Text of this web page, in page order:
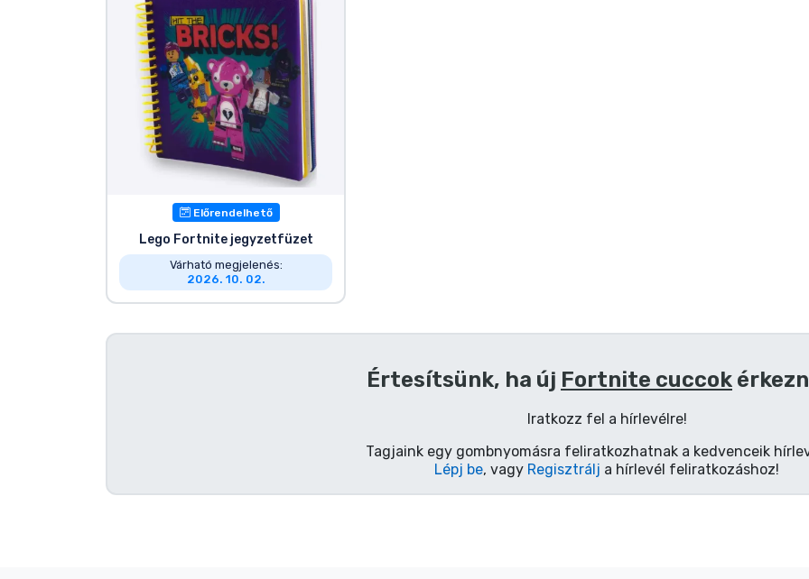
Előrendelhető
Lego Fortnite jegyzetfüzet
Várható megjelenés:
2026. 10. 02.
Értesítsünk, ha új Fortnite cuccok
Iratkozz fel a hírlevélre!
Tagjaink egy gombnyomásra feliratkozhatnak a kedvenceik
Lépj be, vagy Regisztrálj a hírlevél feliratkozáshoz!
Szállítás és fizetés
Sorozatos cuccok
Filmes cuccok